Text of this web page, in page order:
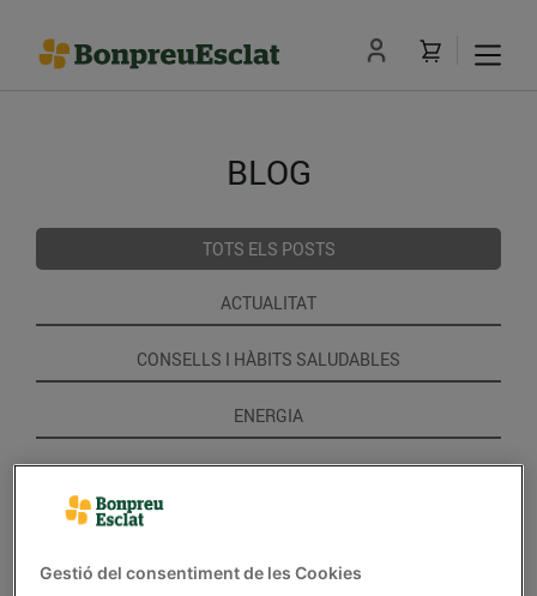
BLOG
TOTS ELS POSTS
ACTUALITAT
CONSELLS I HÀBITS SALUDABLES
ENERGIA
GASTRONOMIA I TRADICIONS
Gestió del consentiment de les Cookies